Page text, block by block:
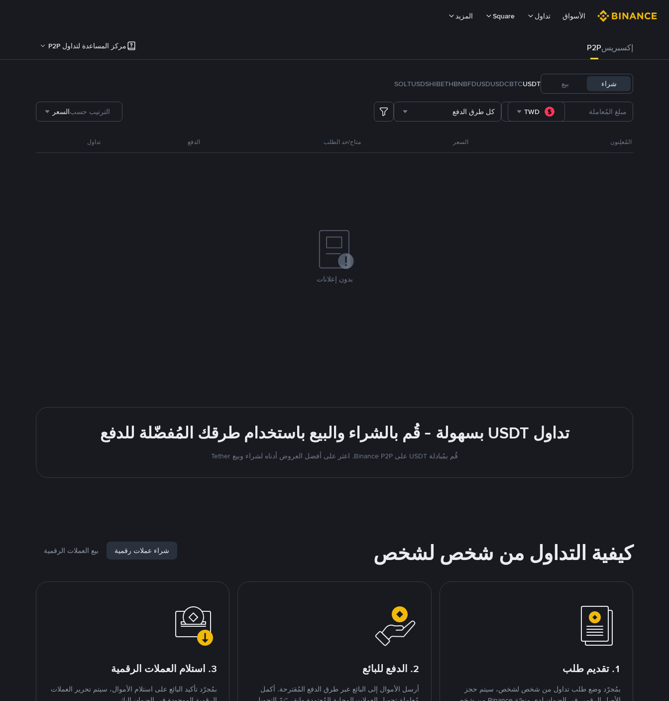
الأسواق تداول Square المزيد
إكسبريسP2P مركز المساعدة لتداول P2P
شراء بيع USDT
BTC
USDC
FDUSD
BNB
ETH
SHIB
TUSD
SOL
TWD كل طرق الدفع الترتيب حسبالسعر
المُعلِنون السعر متاح/حد الطلب الدفع تداول
بدون إعلانات
تداول USDT بسهولة - قُم بالشراء والبيع باستخدام طرقك المُفضّلة للدفع
قُم بمُبادلة USDT على Binance P2P. اعثر على أفضل العروض أدناه لشراء وبيع Tether
كيفية التداول من شخص لشخص شراء عملات رقمية بيع العملات الرقمية
1. تقديم طلب
بمُجرّد وضع طلب تداول من شخص لشخص، سيتم حجز
2. الدفع للبائع
أرسل الأموال إلى البائع عبر طرق الدفع المُقترحة. أكمل
3. استلام العملات الرقمية
بمُجرّد تأكيد البائع على استلام الأموال، سيتم تحرير العملات